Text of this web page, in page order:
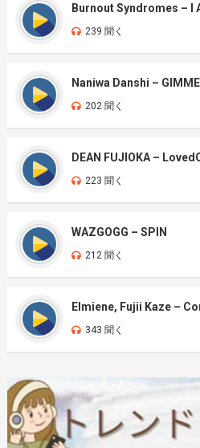
Burnout Syndromes – I
239 聞く
Naniwa Danshi –
202 聞く
DEAN FUJIOKA –
223 聞く
WAZGOGG – SPIN
212 聞く
Elmiene, Fujii Kaze –
343 聞く